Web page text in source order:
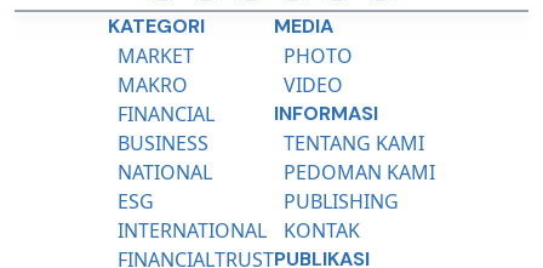
KATEGORI
MARKET
MAKRO
FINANCIAL
BUSINESS
NATIONAL
ESG
INTERNATIONAL
FINANCIALTRUST
MEDIA
PHOTO
VIDEO
INFORMASI
TENTANG KAMI
PEDOMAN KAMI
PUBLISHING
KONTAK
PUBLIKASI